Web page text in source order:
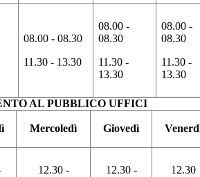
08.00 - 08.30
11.30 - 13.30
08.00 -
08.30
11.30 -
13.30
08.00 -
08.30
11.30 -
13.30
AL PUBBLICO UFFICI
Mercoledì Giovedì
12.30 -
12.30 -
12.30